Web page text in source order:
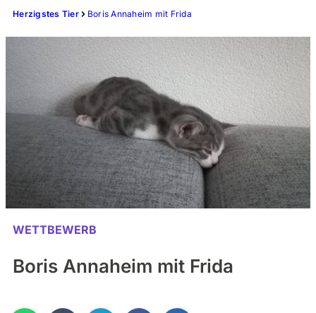
Herzigstes Tier Boris Annaheim mit Frida
WETTBEWERB
Boris Annaheim mit Frida